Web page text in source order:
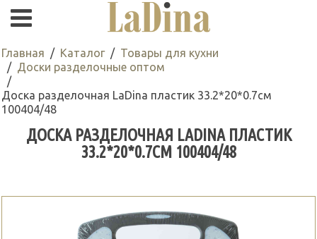
Главная Каталог
Товары для кухни
Доски разделочные оптом
Доска разделочная LaDina пластик 33.2*20*0.7см
100404/48
ДОСКА РАЗДЕЛОЧНАЯ LADINA ПЛАСТИК
33.2*20*0.7СМ 100404/48